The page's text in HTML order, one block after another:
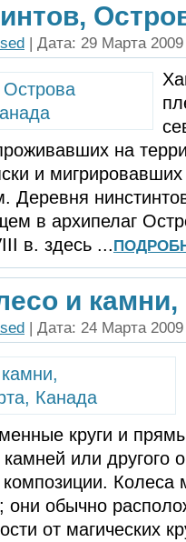
| Дата: 29 Марта
на
и
Деревня
в архипелаг
в. здесь ...
и
| Дата: 24 Марта
круги и
или другого
Колеса
они обычно
от магических